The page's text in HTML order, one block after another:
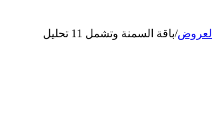
العروض/باقة السمنة وتشمل 11 تحليل